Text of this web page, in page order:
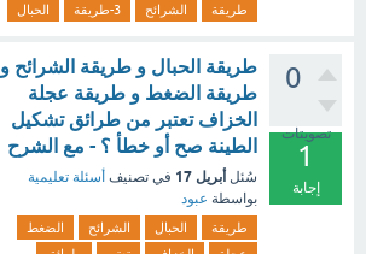
طريقة
الشرائح 3-طريقة الحبال
0
تصويتات
1
إجابة
طريقة الحبال و طريقة الشرائح و
طريقة الضغط و طريقة عجلة
الخزاف تعتبر من طرائق تشكيل
الطينة صح أو خطأ ؟ - مع الشرح
سُئل أبريل 17 في تصنيف أسئلة تعليمية
بواسطة عبود
طريقة الحبال الشرائح
الضغط